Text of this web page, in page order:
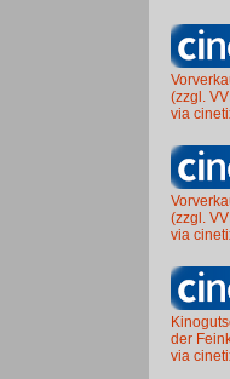
(zzgl.
via
(zzgl.
via
der
via